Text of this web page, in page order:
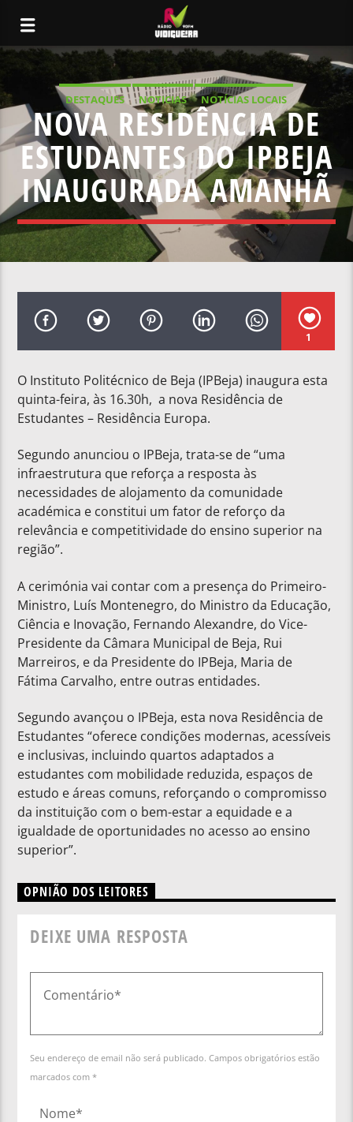
DESTAQUES NOTICIAS
NOTÍCIAS LOCAIS
NOTÍCIAS NACIONAIS
NOVA RESIDÊNCIA DE
ESTUDANTES DO IPBEJA
INAUGURADA AMANHÃ
1
O Instituto Politécnico de Beja (IPBeja) inaugura esta
quinta-feira, às 16.30h, a nova Residência de
Estudantes – Residência Europa.
Segundo anunciou o IPBeja, trata-se de “uma
infraestrutura que reforça a resposta às
necessidades de alojamento da comunidade
académica e constitui um fator de reforço da
relevância e competitividade do ensino superior na
região”.
A cerimónia vai contar com a presença do Primeiro-
Ministro, Luís Montenegro, do Ministro da Educação,
Ciência e Inovação, Fernando Alexandre, do Vice-
Presidente da Câmara Municipal de Beja, Rui
Marreiros, e da Presidente do IPBeja, Maria de
Fátima Carvalho, entre outras entidades.
Segundo avançou o IPBeja, esta nova Residência de
Estudantes “oferece condições modernas, acessíveis
e inclusivas, incluindo quartos adaptados a
estudantes com mobilidade reduzida, espaços de
estudo e áreas comuns, reforçando o compromisso
da instituição com o bem-estar a equidade e a
igualdade de oportunidades no acesso ao ensino
superior”.
OPNIÃO DOS LEITORES
DEIXE UMA RESPOSTA
Seu endereço de email não será publicado. Campos obrigatórios estão
marcados com *